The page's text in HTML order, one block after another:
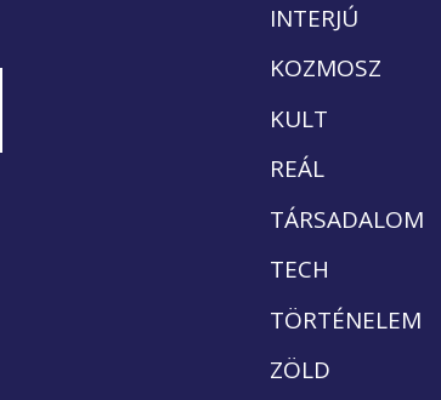
INTERJÚ
KOZMOSZ
KULT
REÁL
TÁRSADALOM
TECH
TÖRTÉNELEM
ZÖLD